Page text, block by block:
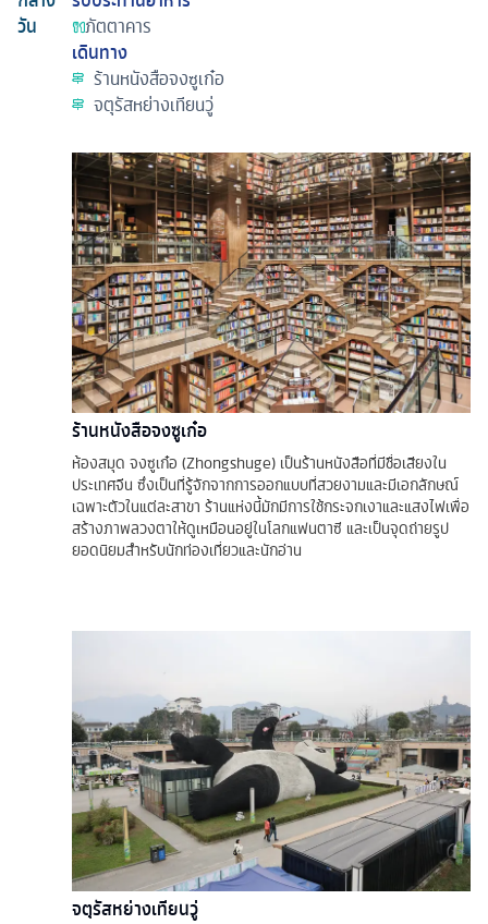
วัน
ภัตตาคาร
เดินทาง
ร้านหนังสือจงซูเก๋อ
จตุรัสหย่างเทียนวู่
ร้านหนังสือจงซูเก๋อ
ห้องสมุด จงซูเก๋อ (Zhongshuge) เป็นร้านหนังสือที่มีชื่อเสียงใน
ประเทศจีน ซึ่งเป็นที่รู้จักจากการออกแบบที่สวยงามและมีเอกลักษณ์
เฉพาะตัวในแต่ละสาขา ร้านแห่งนี้มักมีการใช้กระจกเงาและแสงไฟเพื่อ
สร้างภาพลวงตาให้ดูเหมือนอยู่ในโลกแฟนตาซี และเป็นจุดถ่ายรูป
ยอดนิยมสำหรับนักท่องเที่ยวและนักอ่าน
จตุรัสหย่างเทียนวู่